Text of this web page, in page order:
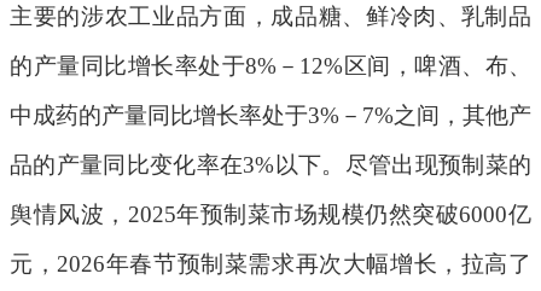
主要的涉农工业品方面，成品糖、鲜冷肉、乳制品
的产量同比增长率处于8% － 12%区间，啤酒、布、
中成药的产量同比增长率处于3% － 7%之间，其他产
品的产量同比变化率在3%以下。尽管出现预制菜的
舆情风波， 2025年预制菜市场规模仍然突破6000亿
元， 2026年春节预制菜需求再次大幅增长，拉高了